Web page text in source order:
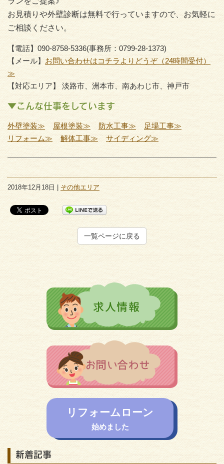
お見積りや外壁診断は無料で行っていますので、お気軽に
ご相談ください。
【電話】090-8758-5336(事務所：0799-28-1373)
【メール】 お問い合わせはコチラよりどうぞ（24時間受付）
≫
【対応エリア】 淡路市、洲本市、南あわじ市、神戸市
▼こんな仕事をしています
外壁塗装≫ 屋根塗装≫ 防水工事≫
足場工事≫
リフォーム≫
解体工事≫ サイディング≫
2018年12月18日 | その他エリア
一覧ページに戻る
リフォームローン
始めました
新着記事